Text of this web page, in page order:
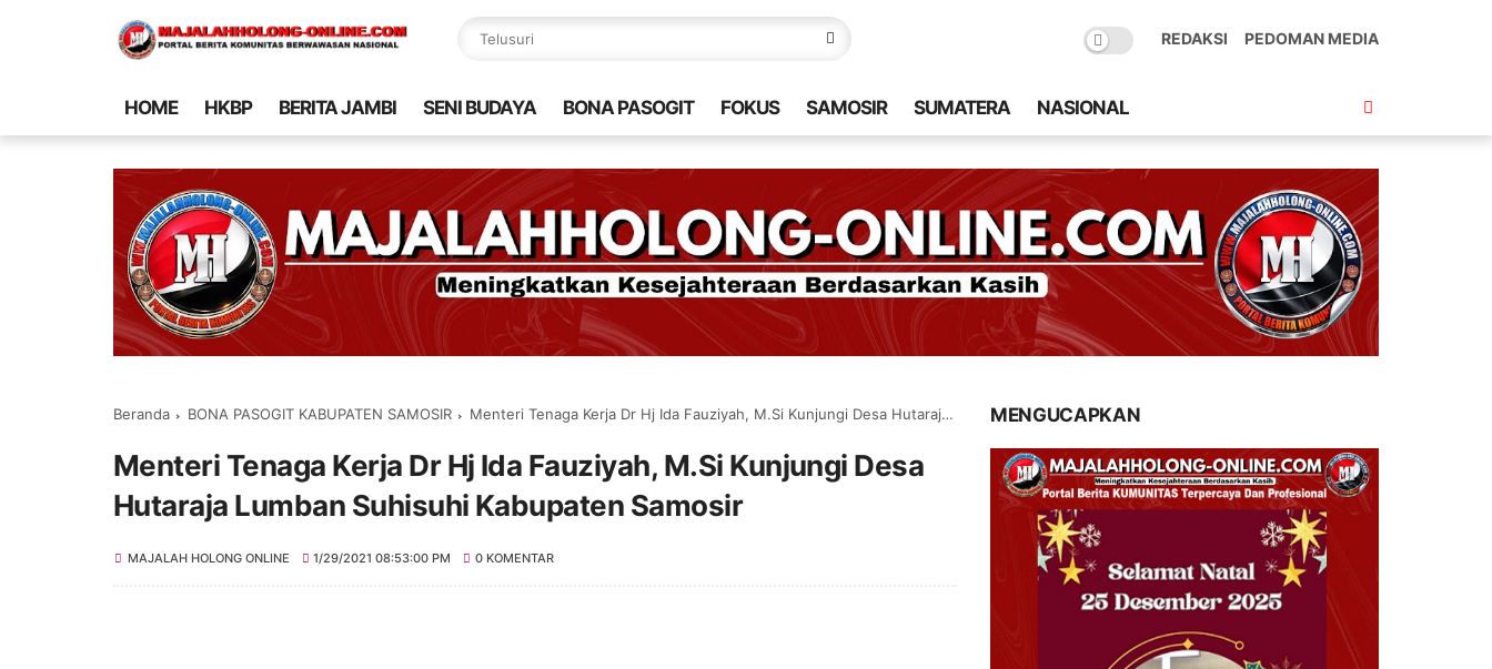
REDAKSI PEDOMAN MEDIA
HOME HKBP BERITA JAMBI SENI BUDAYA BONA PASOGIT FOKUS SAMOSIR SUMATERA NASIONAL
Beranda BONA PASOGIT KABUPATEN SAMOSIR Menteri Tenaga Kerja Dr Hj Ida Fauziyah, M.Si Kunjungi Desa Hutaraja Lumban Suhisuhi Kabupaten Samosir
Menteri Tenaga Kerja Dr Hj Ida Fauziyah, M.Si Kunjungi Desa
Hutaraja Lumban Suhisuhi Kabupaten Samosir
MAJALAH HOLONG ONLINE 1/29/2021 08:53:00 PM 0 KOMENTAR
MENGUCAPKAN